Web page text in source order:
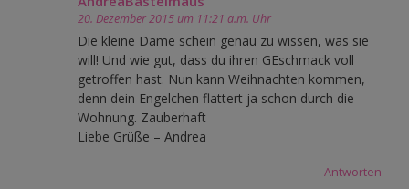
20. Dezember 2015 um 11:21 a.m. Uhr
Die kleine Dame schein genau zu wissen, was sie
will! Und wie gut, dass du ihren GEschmack voll
getroffen hast. Nun kann Weihnachten kommen,
denn dein Engelchen flattert ja schon durch die
Wohnung. Zauberhaft
Liebe Grüße – Andrea
Antworten